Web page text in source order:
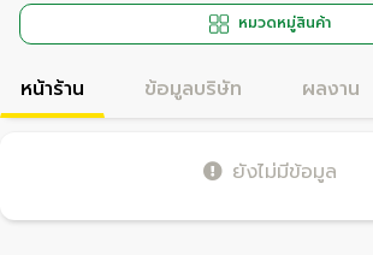
หมวดหมู่สินค้า
หน้าร้าน ข้อมูลบริษัท ผลงาน
ยังไม่มีข้อมูล